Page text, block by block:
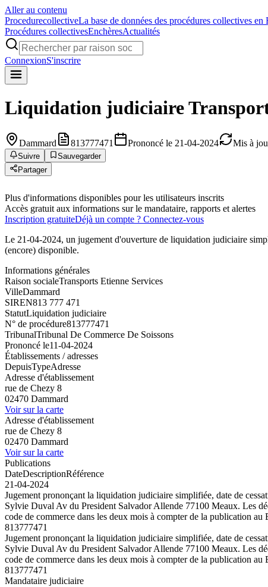
Aller au contenu
ProcedurecollectiveLa base de données des procédures collectives en
Procédures collectivesEnchèresActualités
ConnexionS'inscrire
Liquidation judiciaire
Dammard 813777471 Prononcé le 21-04-2024 Mis à
Suivre
Sauvegarder
Partager
Plus d'informations disponibles pour les utilisateurs inscrits
Accès gratuit aux informations sur le mandataire, rapports et alertes
Inscription gratuiteDéjà un compte ? Connectez-vous
Le 21-04-2024, un jugement d'ouverture de liquidation judiciaire
(encore) disponible.
Informations générales
Raison socialeTransports Etienne Services
VilleDammard
SIREN813 777 471
StatutLiquidation judiciaire
N° de procédure813777471
TribunalTribunal De Commerce De Soissons
Prononcé le11-04-2024
Établissements / adresses
DepuisTypeAdresse
Adresse d'établissement
rue de Chezy 8
02470 Dammard
Voir sur la carte
Adresse d'établissement
rue de Chezy 8
02470 Dammard
Voir sur la carte
Publications
DateDescriptionRéférence
21-04-2024
Jugement prononçant la liquidation judiciaire simplifiée, date de
Sylvie Duval Av du President Salvador Allende 77100 Meaux. Les
code de commerce dans les deux mois à compter de la publication au
813777471
Jugement prononçant la liquidation judiciaire simplifiée, date de
Sylvie Duval Av du President Salvador Allende 77100 Meaux. Les
code de commerce dans les deux mois à compter de la publication au
813777471
Mandataire judiciaire